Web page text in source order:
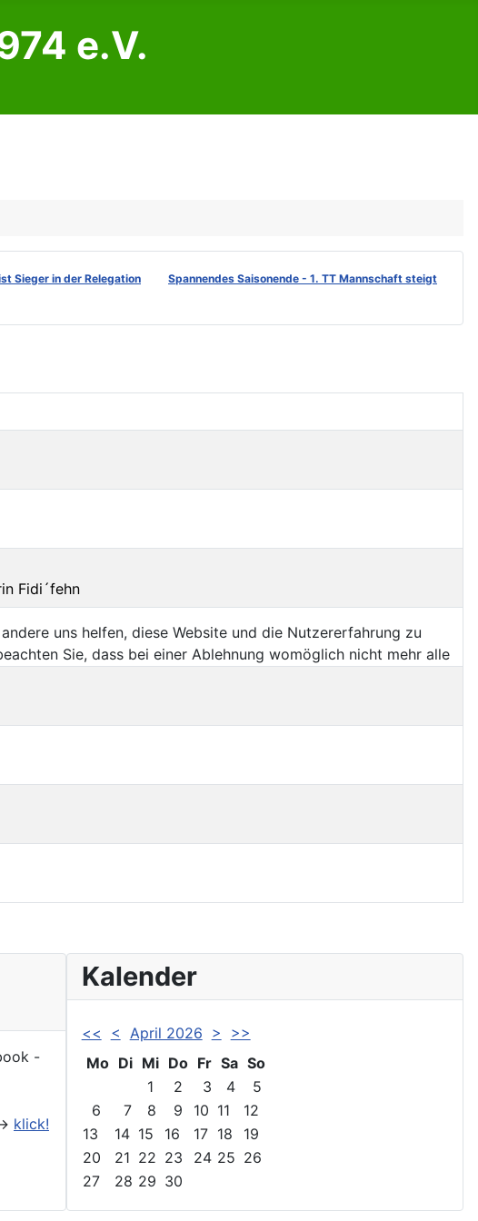
e.V.
Sieger in der Relegation
Spannendes Saisonende - 1. TT Mannschaft steigt
Fidi´fehn
-
klick!
Kalender
<< < April 2026 >
>>
Mo Di Mi Do Fr Sa So
1
2 3 4
5
6
7 8 9 10 11
12
13
14 15 16 17 18
19
20
21 22 23 24 25 26
27
28 29 30
uns helfen, diese Website und die Nutzererfahrung zu
Sie, dass bei einer Ablehnung womöglich nicht mehr alle